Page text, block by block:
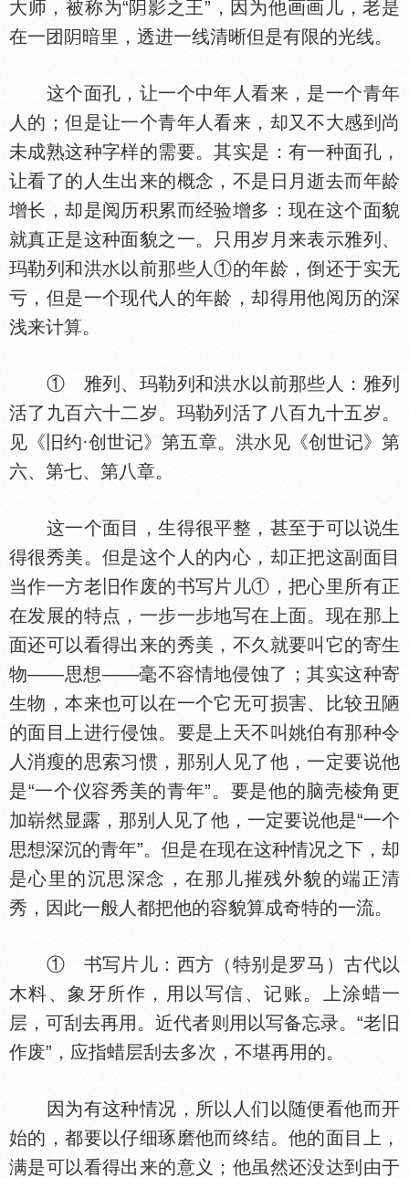
大师，被称为“
影之王”，因为他画画儿，老是
在一团
暗里，透进一线清晰但是有限的光线。
这个面孔，让一个中年人看来，是一个青年
人的；但是让一个青年人看来，却又不大感到尚
未成熟这种字样的需要。其实是：有一种面孔，
让看了的人生出来的概念，不是日月逝去而年龄
增长，却是阅历积累而经验增多：现在这个面貌
就真正是这种面貌之一。只用岁月来表示雅列、
玛勒列和洪
以前那些人①的年龄，倒还于实无
亏，但是一个现代人的年龄，却得用他阅历的深
浅来计算。
① 雅列、玛勒列和洪
以前那些人：雅列
活了九百六十二岁。玛勒列活了八百九十五岁。
见《旧约·创世记》第五章。洪
见《创世记》第
六、第七、第八章。
这一个面目，生得很平整，甚至于可以说生
得很秀美。但是这个人的内心，却正把这副面目
当作一方老旧作废的书写片儿①，把心里所有正
在发展的特点，一步一步地写在上面。现在那上
面还可以看得出来的秀美，不久就要叫它的寄生
物——思想——毫不容情地侵蚀了；其实这种寄
生物，本来也可以在一个它无可损害、比较丑陋
的面目上进行侵蚀。要是上天不叫姚伯有那种令
人消瘦的思索习惯，那别人见了他，一定要说他
是“一个仪容秀美的青年”。要是他的脑壳棱角更
加崭然显露，那别人见了他，一定要说他是“一个
思想深沉的青年”。但是在现在这种情况之下，却
是心里的沉思深念，在那儿摧残外貌的端正清
秀，因此一般人都把他的容貌算成奇特的一流。
① 书写片儿：西方（特别是罗马）古代以
木料、象牙所作，用以写信、记账。上涂蜡一
层，可刮去再用。近代者则用以写备忘录。“老旧
作废”，应指蜡层刮去多次，不堪再用的。
因为有这种情况，所以人们以随便看他而开
始的，都要以仔细琢磨他而终结。他的面目上，
满是可以看得出来的意义；他虽然还没达到由于